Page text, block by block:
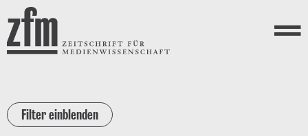
Direkt zum Inhalt
ZEITSCHRIFT FÜR
MEDIENWISSENSCHAFT
Menü
Filter einblenden